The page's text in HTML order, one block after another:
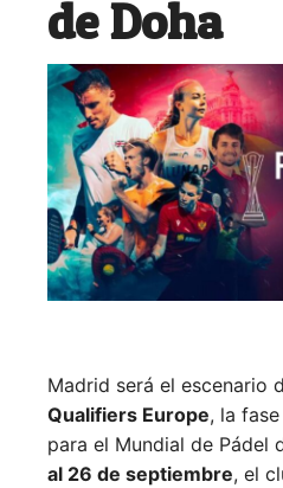
de Doha
Madrid será el escenario
Qualifiers Europe, la
para el Mundial de Pádel
al 26 de septiembre, el